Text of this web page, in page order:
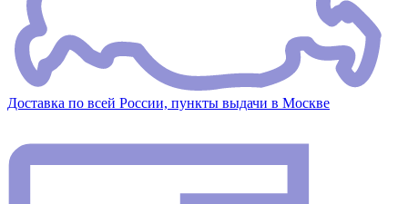
Доставка по всей России, пункты выдачи в Москве